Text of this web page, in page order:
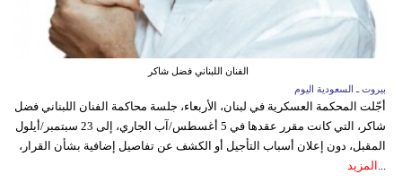
الفنان اللبناني فضل شاكر
بيروت ـ السعودية اليوم
أجّلت المحكمة العسكرية في لبنان، الأربعاء، جلسة محاكمة الفنان اللبناني فضل
شاكر، التي كانت مقرر عقدها في 5 أغسطس/آب الجاري، إلى 23 سبتمبر/أيلول
المقبل، دون إعلان أسباب التأجيل أو الكشف عن تفاصيل إضافية بشأن القرار،
المزيد